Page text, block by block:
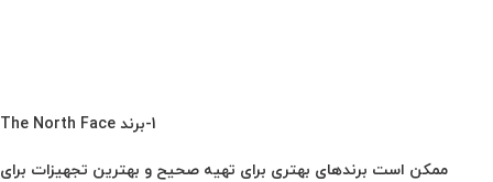
1-برند The North Face
ممکن است برندهای بهتری برای تهیه صحیح و بهترین تجهیزات برای